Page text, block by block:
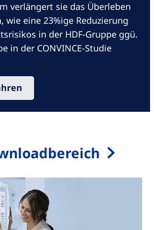
verlängert sie das Überleben
wie eine 23%ige Reduzierung
in der HDF-Gruppe ggü.
in der CONVINCE-Studie